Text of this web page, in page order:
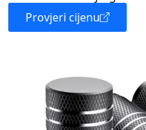
Provjeri cijenu